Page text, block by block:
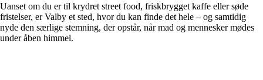
Uanset om du er til krydret street food, friskbrygget kaffe eller søde
fristelser, er Valby et sted, hvor du kan finde det hele – og samtidig
nyde den særlige stemning, der opstår, når mad og mennesker mødes
under åben himmel.